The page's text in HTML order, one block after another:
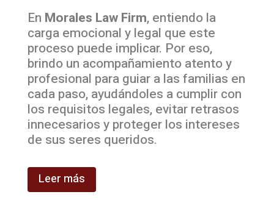
En Morales Law Firm, entiendo la
carga emocional y legal que este
proceso puede implicar. Por eso,
brindo un acompañamiento atento y
profesional para guiar a las familias en
cada paso, ayudándoles a cumplir con
los requisitos legales, evitar retrasos
innecesarios y proteger los intereses
de sus seres queridos.
Leer más